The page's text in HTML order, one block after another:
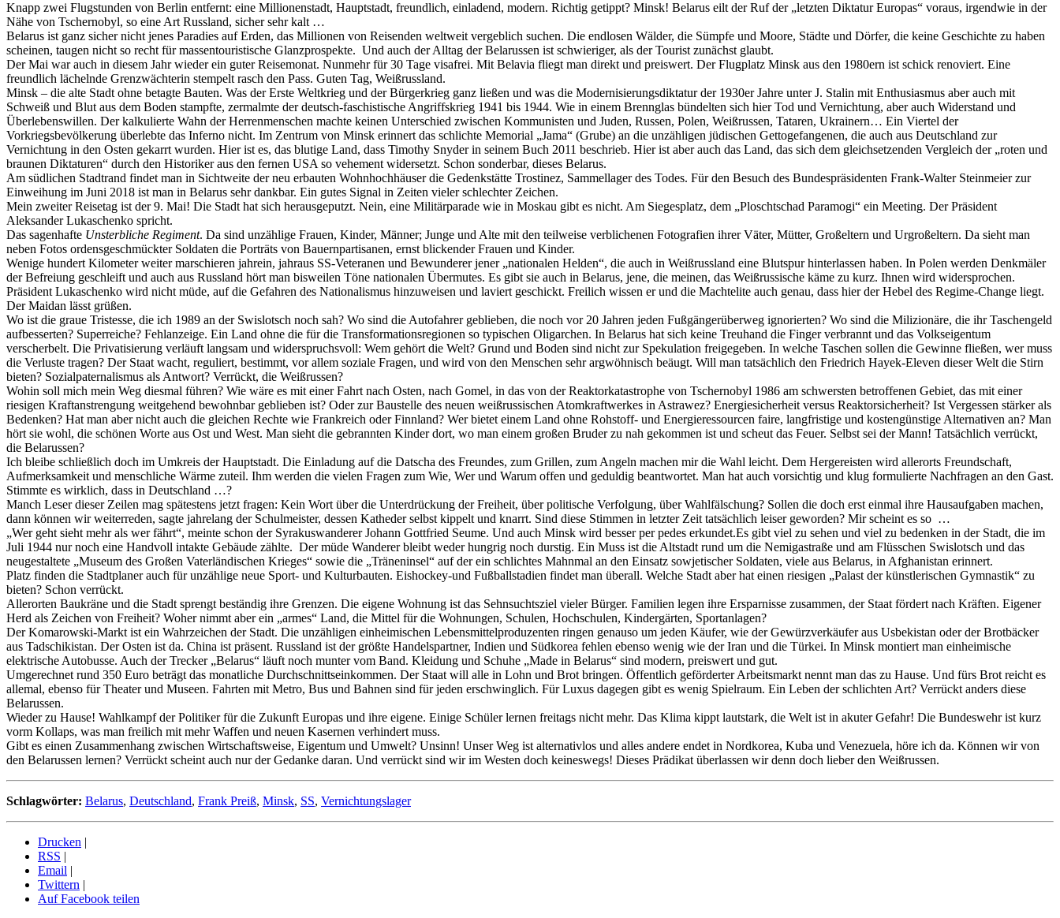
Knapp zwei Flugstunden von Berlin entfernt: eine Millionenstadt, Hauptstadt, freundlich, einladend, modern. Richtig getippt? Minsk! Belarus eilt der Ruf der „letzten Diktatur Europas“ voraus, irgendwie in der
Nähe von Tschernobyl, so eine Art Russland, sicher sehr kalt …
Belarus ist ganz sicher nicht jenes Paradies auf Erden, das Millionen von Reisenden weltweit vergeblich suchen. Die endlosen Wälder, die Sümpfe und Moore, Städte und Dörfer, die keine Geschichte zu haben
scheinen, taugen nicht so recht für massentouristische Glanzprospekte. Und auch der Alltag der Belarussen ist schwieriger, als der Tourist zunächst glaubt.
Der Mai war auch in diesem Jahr wieder ein guter Reisemonat. Nunmehr für 30 Tage visafrei. Mit Belavia fliegt man direkt und preiswert. Der Flugplatz Minsk aus den 1980ern ist schick renoviert. Eine
freundlich lächelnde Grenzwächterin stempelt rasch den Pass. Guten Tag, Weißrussland.
Minsk – die alte Stadt ohne betagte Bauten. Was der Erste Weltkrieg und der Bürgerkrieg ganz ließen und was die Modernisierungsdiktatur der 1930er Jahre unter J. Stalin mit Enthusiasmus aber auch mit
Schweiß und Blut aus dem Boden stampfte, zermalmte der deutsch-faschistische Angriffskrieg 1941 bis 1944. Wie in einem Brennglas bündelten sich hier Tod und Vernichtung, aber auch Widerstand und
Überlebenswillen. Der kalkulierte Wahn der Herrenmenschen machte keinen Unterschied zwischen Kommunisten und Juden, Russen, Polen, Weißrussen, Tataren, Ukrainern… Ein Viertel der
Vorkriegsbevölkerung überlebte das Inferno nicht. Im Zentrum von Minsk erinnert das schlichte Memorial „Jama“ (Grube) an die unzähligen jüdischen Gettogefangenen, die auch aus Deutschland zur
Vernichtung in den Osten gekarrt wurden. Hier ist es, das blutige Land, dass Timothy Snyder in seinem Buch 2011 beschrieb. Hier ist aber auch das Land, das sich dem gleichsetzenden Vergleich der „roten und
braunen Diktaturen“ durch den Historiker aus den fernen USA so vehement widersetzt. Schon sonderbar, dieses Belarus.
Am südlichen Stadtrand findet man in Sichtweite der neu erbauten Wohnhochhäuser die Gedenkstätte Trostinez, Sammellager des Todes. Für den Besuch des Bundespräsidenten Frank-Walter Steinmeier zur
Einweihung im Juni 2018 ist man in Belarus sehr dankbar. Ein gutes Signal in Zeiten vieler schlechter Zeichen.
Mein zweiter Reisetag ist der 9. Mai! Die Stadt hat sich herausgeputzt. Nein, eine Militärparade wie in Moskau gibt es nicht. Am Siegesplatz, dem „Ploschtschad Paramogi“ ein Meeting. Der Präsident
Aleksander Lukaschenko spricht.
Das sagenhafte Unsterbliche Regiment. Da sind unzählige Frauen, Kinder, Männer; Junge und Alte mit den teilweise verblichenen Fotografien ihrer Väter, Mütter, Großeltern und Urgroßeltern. Da sieht man
neben Fotos ordensgeschmückter Soldaten die Porträts von Bauernpartisanen, ernst blickender Frauen und Kinder.
Wenige hundert Kilometer weiter marschieren jahrein, jahraus SS-Veteranen und Bewunderer jener „nationalen Helden“, die auch in Weißrussland eine Blutspur hinterlassen haben. In Polen werden Denkmäler
der Befreiung geschleift und auch aus Russland hört man bisweilen Töne nationalen Übermutes. Es gibt sie auch in Belarus, jene, die meinen, das Weißrussische käme zu kurz. Ihnen wird widersprochen.
Präsident Lukaschenko wird nicht müde, auf die Gefahren des Nationalismus hinzuweisen und laviert geschickt. Freilich wissen er und die Machtelite auch genau, dass hier der Hebel des Regime-Change liegt.
Der Maidan lässt grüßen.
Wo ist die graue Tristesse, die ich 1989 an der Swislotsch noch sah? Wo sind die Autofahrer geblieben, die noch vor 20 Jahren jeden Fußgängerüberweg ignorierten? Wo sind die Milizionäre, die ihr Taschengeld
aufbesserten? Superreiche? Fehlanzeige. Ein Land ohne die für die Transformationsregionen so typischen Oligarchen. In Belarus hat sich keine Treuhand die Finger verbrannt und das Volkseigentum
verscherbelt. Die Privatisierung verläuft langsam und widerspruchsvoll: Wem gehört die Welt? Grund und Boden sind nicht zur Spekulation freigegeben. In welche Taschen sollen die Gewinne fließen, wer muss
die Verluste tragen? Der Staat wacht, reguliert, bestimmt, vor allem soziale Fragen, und wird von den Menschen sehr argwöhnisch beäugt. Will man tatsächlich den Friedrich Hayek-Eleven dieser Welt die Stirn
bieten? Sozialpaternalismus als Antwort? Verrückt, die Weißrussen?
Wohin soll mich mein Weg diesmal führen? Wie wäre es mit einer Fahrt nach Osten, nach Gomel, in das von der Reaktorkatastrophe von Tschernobyl 1986 am schwersten betroffenen Gebiet, das mit einer
riesigen Kraftanstrengung weitgehend bewohnbar geblieben ist? Oder zur Baustelle des neuen weißrussischen Atomkraftwerkes in Astrawez? Energiesicherheit versus Reaktorsicherheit? Ist Vergessen stärker als
Bedenken? Hat man aber nicht auch die gleichen Rechte wie Frankreich oder Finnland? Wer bietet einem Land ohne Rohstoff- und Energieressourcen faire, langfristige und kostengünstige Alternativen an? Man
hört sie wohl, die schönen Worte aus Ost und West. Man sieht die gebrannten Kinder dort, wo man einem großen Bruder zu nah gekommen ist und scheut das Feuer. Selbst sei der Mann! Tatsächlich verrückt,
die Belarussen?
Ich bleibe schließlich doch im Umkreis der Hauptstadt. Die Einladung auf die Datscha des Freundes, zum Grillen, zum Angeln machen mir die Wahl leicht. Dem Hergereisten wird allerorts Freundschaft,
Aufmerksamkeit und menschliche Wärme zuteil. Ihm werden die vielen Fragen zum Wie, Wer und Warum offen und geduldig beantwortet. Man hat auch vorsichtig und klug formulierte Nachfragen an den Gast.
Stimmte es wirklich, dass in Deutschland …?
Manch Leser dieser Zeilen mag spätestens jetzt fragen: Kein Wort über die Unterdrückung der Freiheit, über politische Verfolgung, über Wahlfälschung? Sollen die doch erst einmal ihre Hausaufgaben machen,
dann können wir weiterreden, sagte jahrelang der Schulmeister, dessen Katheder selbst kippelt und knarrt. Sind diese Stimmen in letzter Zeit tatsächlich leiser geworden? Mir scheint es so …
„Wer geht sieht mehr als wer fährt“, meinte schon der Syrakuswanderer Johann Gottfried Seume. Und auch Minsk wird besser per pedes erkundet.Es gibt viel zu sehen und viel zu bedenken in der Stadt, die im
Juli 1944 nur noch eine Handvoll intakte Gebäude zählte. Der müde Wanderer bleibt weder hungrig noch durstig. Ein Muss ist die Altstadt rund um die Nemigastraße und am Flüsschen Swislotsch und das
neugestaltete „Museum des Großen Vaterländischen Krieges“ sowie die „Träneninsel“ auf der ein schlichtes Mahnmal an den Einsatz sowjetischer Soldaten, viele aus Belarus, in Afghanistan erinnert.
Platz finden die Stadtplaner auch für unzählige neue Sport- und Kulturbauten. Eishockey-und Fußballstadien findet man überall. Welche Stadt aber hat einen riesigen „Palast der künstlerischen Gymnastik“ zu
bieten? Schon verrückt.
Allerorten Baukräne und die Stadt sprengt beständig ihre Grenzen. Die eigene Wohnung ist das Sehnsuchtsziel vieler Bürger. Familien legen ihre Ersparnisse zusammen, der Staat fördert nach Kräften. Eigener
Herd als Zeichen von Freiheit? Woher nimmt aber ein „armes“ Land, die Mittel für die Wohnungen, Schulen, Hochschulen, Kindergärten, Sportanlagen?
Der Komarowski-Markt ist ein Wahrzeichen der Stadt. Die unzähligen einheimischen Lebensmittelproduzenten ringen genauso um jeden Käufer, wie der Gewürzverkäufer aus Usbekistan oder der Brotbäcker
aus Tadschikistan. Der Osten ist da. China ist präsent. Russland ist der größte Handelspartner, Indien und Südkorea fehlen ebenso wenig wie der Iran und die Türkei. In Minsk montiert man einheimische
elektrische Autobusse. Auch der Trecker „Belarus“ läuft noch munter vom Band. Kleidung und Schuhe „Made in Belarus“ sind modern, preiswert und gut.
Umgerechnet rund 350 Euro beträgt das monatliche Durchschnittseinkommen. Der Staat will alle in Lohn und Brot bringen. Öffentlich geförderter Arbeitsmarkt nennt man das zu Hause. Und fürs Brot reicht es
allemal, ebenso für Theater und Museen. Fahrten mit Metro, Bus und Bahnen sind für jeden erschwinglich. Für Luxus dagegen gibt es wenig Spielraum. Ein Leben der schlichten Art? Verrückt anders diese
Belarussen.
Wieder zu Hause! Wahlkampf der Politiker für die Zukunft Europas und ihre eigene. Einige Schüler lernen freitags nicht mehr. Das Klima kippt lautstark, die Welt ist in akuter Gefahr! Die Bundeswehr ist kurz
vorm Kollaps, was man freilich mit mehr Waffen und neuen Kasernen verhindert muss.
Gibt es einen Zusammenhang zwischen Wirtschaftsweise, Eigentum und Umwelt? Unsinn! Unser Weg ist alternativlos und alles andere endet in Nordkorea, Kuba und Venezuela, höre ich da. Können wir von
den Belarussen lernen? Verrückt scheint auch nur der Gedanke daran. Und verrückt sind wir im Westen doch keineswegs! Dieses Prädikat überlassen wir denn doch lieber den Weißrussen.
Schlagwörter: Belarus, Deutschland, Frank Preiß, Minsk, SS, Vernichtungslager
Drucken |
RSS |
Email |
Twittern |
Auf Facebook teilen